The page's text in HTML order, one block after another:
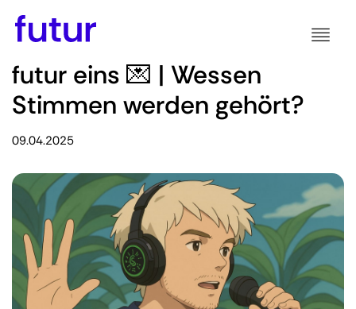
futur eins 💌 | Wessen
Stimmen werden gehört?
09.04.2025